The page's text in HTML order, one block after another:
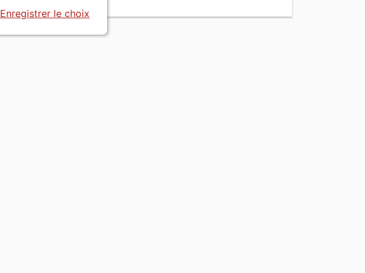
Enregistrer le choix